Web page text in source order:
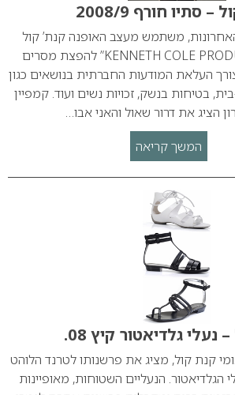
– סתיו חורף 2008/9
השנים האחרונות, משתמש מעצב האופנה קנת’ קול
בחברת “KENNETH COLE PRODUCTIONS” להפצת מסרים
העלאת המודעות החברתית בנושאים כגון
בטיחות בנשק, זכויות נשים ועוד. קמפיין
הציג את דרור שאול והאני אבו…
המשך קריאה
נעלי גלדיאטור קיץ 08.
קנת קול, מציג את פרשנותו לטרנד הלוהט
נעלי הגלדיאטור. הנעליים השטוחות, מאופיינות